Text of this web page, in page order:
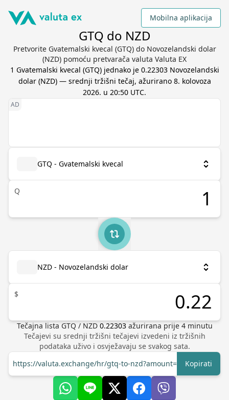
Mobilna aplikacija
GTQ do NZD
Pretvorite Gvatemalski kvecal (GTQ) do Novozelandski dolar
(NZD) pomoću pretvarača valuta Valuta EX
1 Gvatemalski kvecal (GTQ) jednako je 0.22303 Novozelandski
dolar(NZD) — srednji tržišni tečaj, ažurirano 8. kolovoza
2026. u 20:50 UTC.
GTQ - Gvatemalski kvecal
Q
NZD - Novozelandski dolar
$
Tečajna lista GTQ / NZD 0.22303 ažurirana prije 4minutu
Tečajevi su srednji tržišni tečajevi izvedeni iz tržišnih
podataka uživo i osvježavaju se svakog sata.
https://valuta.exchange/hr/gtq-to-nzd?amount=1
Kopirati